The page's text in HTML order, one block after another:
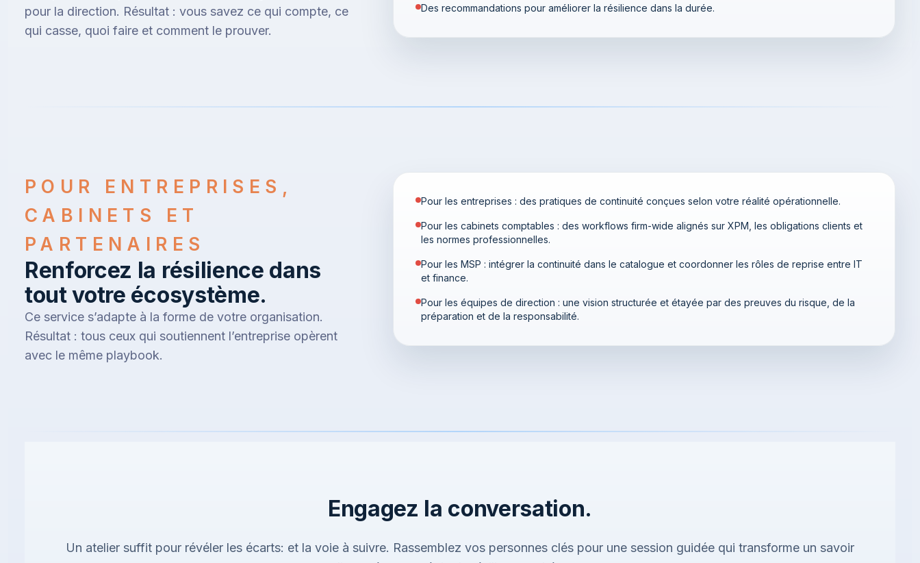
pour la direction. Résultat : vous savez ce qui compte, ce
qui casse, quoi faire et comment le prouver.
Des recommandations pour améliorer la résilience dans la durée.
POUR ENTREPRISES,
CABINETS ET
PARTENAIRES
Renforcez la résilience dans
tout votre écosystème.
Ce service s’adapte à la forme de votre organisation.
Résultat : tous ceux qui soutiennent l’entreprise opèrent
avec le même playbook.
Pour les entreprises : des pratiques de continuité conçues selon votre réalité opérationnelle.
Pour les cabinets comptables : des workflows firm-wide alignés sur XPM, les obligations clients et
les normes professionnelles.
Pour les MSP : intégrer la continuité dans le catalogue et coordonner les rôles de reprise entre IT
et finance.
Pour les équipes de direction : une vision structurée et étayée par des preuves du risque, de la
préparation et de la responsabilité.
Engagez la conversation.
Un atelier suffit pour révéler les écarts: et la voie à suivre. Rassemblez vos personnes clés pour une session guidée qui transforme un savoir